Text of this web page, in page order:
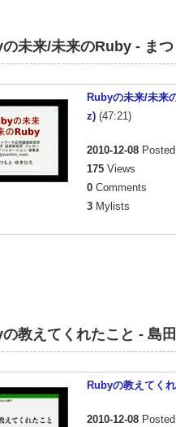
未来/未来のRuby - ま
Rubyの未来/未来
z) (47:21)
2010-12-08 Posted
175 Views
0 Comments
3 Mylists
教えてくれたこと - 島
Rubyの教えてく
2010-12-08 Posted